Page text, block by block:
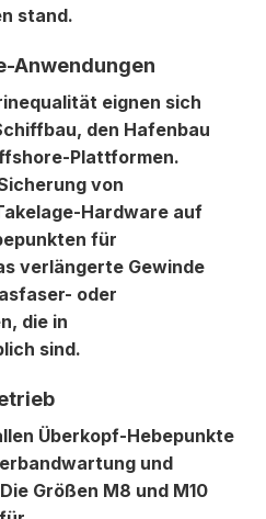
stand.
Anwendungen
eignen sich
den Hafenbau
Plattformen.
von
Hardware auf
für
verlängerte Gewinde
oder
die in
sind.
Überkopf-Hebepunkte
und
Größen M8 und M10